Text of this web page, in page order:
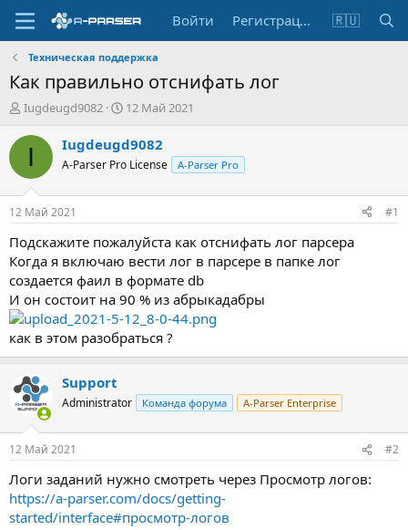
Войти Регистрация 🇷🇺
Техническая поддержка
Как правильно отснифать лог
А
т
т
е
м
ы
Iugdeugd9082
Д
т
н
а
л
12 Май 2021
I Iugdeugd9082
A-Parser Pro License A-Parser Pro
12 Май 2021 #1
Подскажите пожалуйста как отснифать лог парсера
Когда я включаю вести лог в парсере в папке лог
создается фаил в формате db
И он состоит на 90 % из абрыкадабры
как в этом разобраться ?
Support
Administrator Команда форума A-Parser Enterprise
12 Май 2021 #2
Логи заданий нужно смотреть через Просмотр логов:
https://a-parser.com/docs/getting-
started/interface#просмотр-логов